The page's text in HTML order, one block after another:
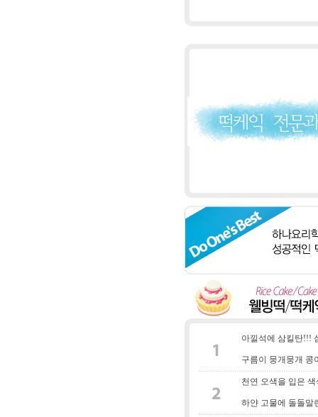
아낄석에 삼킬탄!!!
구름이 뭉개뭉개 콩
천연 오색을 입은
하얀 고물에 돌돌말